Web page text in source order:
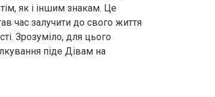
як і іншим знакам. Це
час залучити до свого життя
Зрозуміло, для цього
піде Дівам на